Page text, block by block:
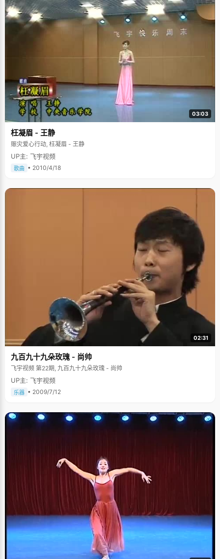
03:03
枉凝眉 - 王静
赈灾爱心行动, 枉凝眉 - 王静
UP主: 飞宇视频
歌曲 • 2010/4/18
02:31
九百九十九朵玫瑰 - 尚帅
飞宇视频 第22期, 九百九十九朵玫瑰 - 尚帅
UP主: 飞宇视频
乐器 • 2009/7/12